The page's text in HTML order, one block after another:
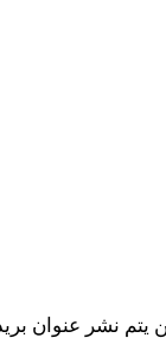
يتم نشر عنوان